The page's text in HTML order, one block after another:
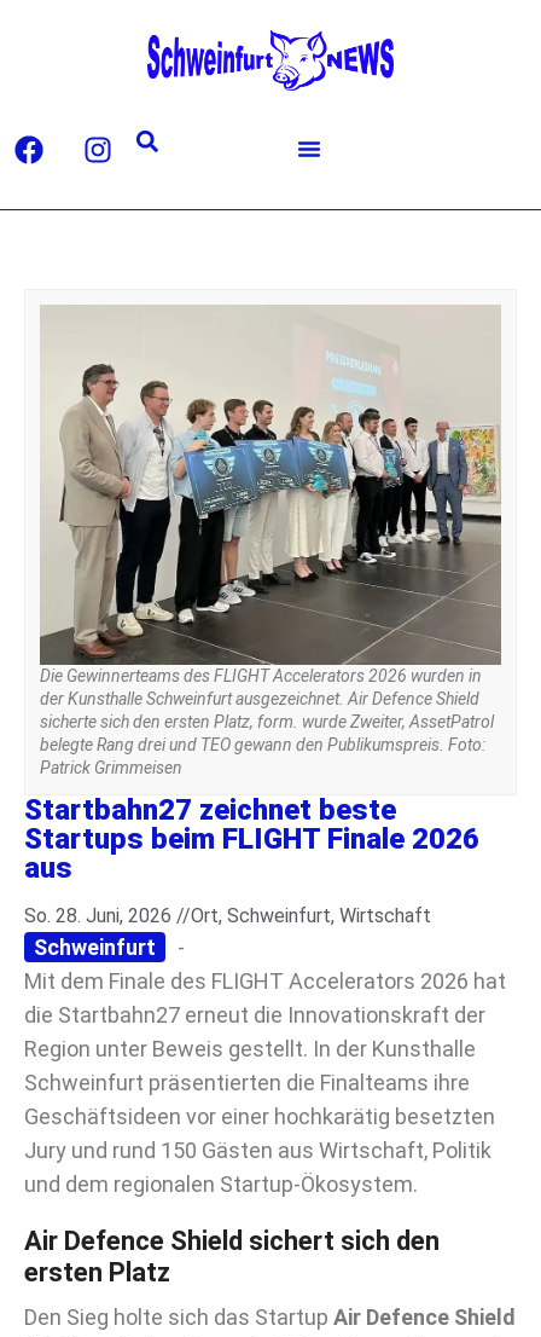
Die Gewinnerteams des FLIGHT Accelerators 2026 wurden in
der Kunsthalle Schweinfurt ausgezeichnet. Air Defence Shield
sicherte sich den ersten Platz, form. wurde Zweiter, AssetPatrol
belegte Rang drei und TEO gewann den Publikumspreis. Foto:
Patrick Grimmeisen
Startbahn27 zeichnet beste
Startups beim FLIGHT Finale 2026
aus
So. 28. Juni, 2026 //Ort, Schweinfurt, Wirtschaft
Schweinfurt
-
Mit dem Finale des FLIGHT Accelerators 2026 hat
die Startbahn27 erneut die Innovationskraft der
Region unter Beweis gestellt. In der Kunsthalle
Schweinfurt präsentierten die Finalteams ihre
Geschäftsideen vor einer hochkarätig besetzten
Jury und rund 150 Gästen aus Wirtschaft, Politik
und dem regionalen Startup-Ökosystem.
Air Defence Shield sichert sich den
ersten Platz
Den Sieg holte sich das Startup Air Defence Shield